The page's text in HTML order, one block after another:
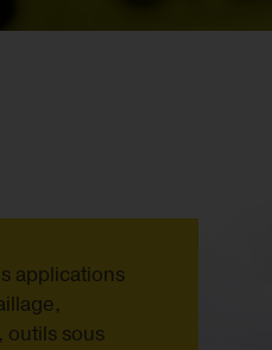
applications
outils sous